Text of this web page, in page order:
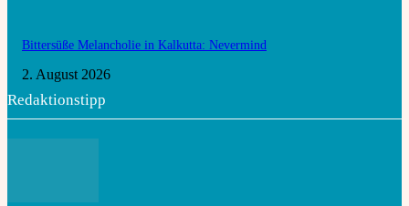
Bittersüße Melancholie in Kalkutta: Nevermind
2. August 2026
Redaktionstipp